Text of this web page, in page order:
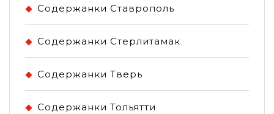
Содержанки Ставрополь
Содержанки Стерлитамак
Содержанки Тверь
Содержанки Тольятти